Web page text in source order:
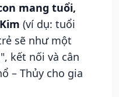
mang tuổi,
(ví dụ: tuổi
sẽ như một
kết nối và cân
– Thủy cho gia